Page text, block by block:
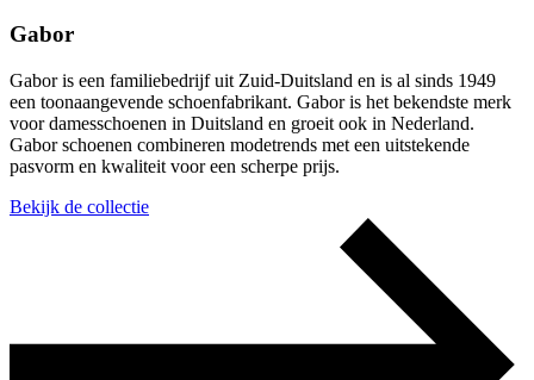
Gabor
Gabor is een familiebedrijf uit Zuid-Duitsland en is al sinds 1949
een toonaangevende schoenfabrikant. Gabor is het bekendste merk
voor damesschoenen in Duitsland en groeit ook in Nederland.
Gabor schoenen combineren modetrends met een uitstekende
pasvorm en kwaliteit voor een scherpe prijs.
Bekijk de collectie